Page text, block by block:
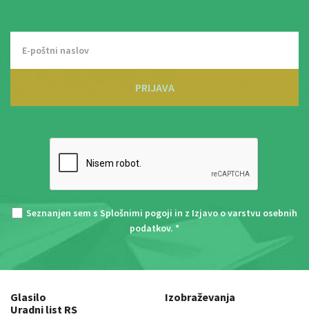
PRIJAVA
Seznanjen sem s Splošnimi pogoji in z Izjavo o varstvu osebnih
podatkov. *
Glasilo
Uradni list RS
Izobraževanja